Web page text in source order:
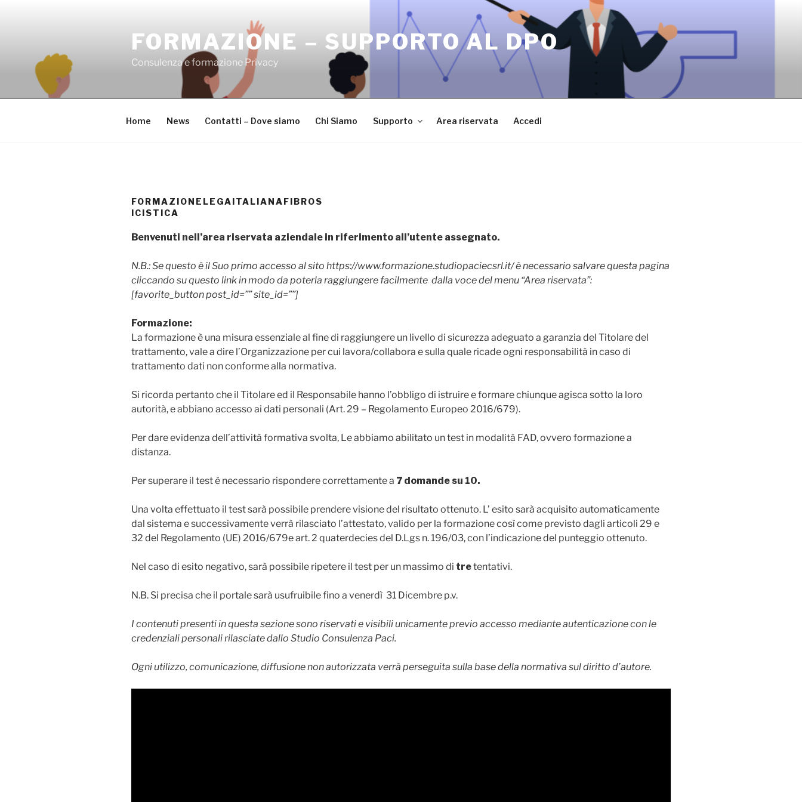
FORMAZIONE – SUPPORTO AL DPO
Consulenza e formazione Privacy
Home News Contatti – Dove siamo Chi Siamo Supporto Area riservata Accedi
FORMAZIONELEGAITALIANAFIBROS
ICISTICA
Benvenuti nell’area riservata aziendale in riferimento all’utente assegnato.
N.B.: Se questo è il Suo primo accesso al sito https://www.formazione.studiopaciecsrl.it/è necessario salvare questa pagina
cliccando su questo link in modo da poterla raggiungere facilmente dalla voce del menu “Area riservata”:
[favorite_button post_id=”” site_id=””]
Formazione:
La formazione è una misura essenziale al fine di raggiungere un livello di sicurezza adeguato a garanzia del Titolare del
trattamento, vale a dire l’Organizzazione per cui lavora/collabora e sulla quale ricade ogni responsabilità in caso di
trattamento dati non conforme alla normativa.
Si ricorda pertanto che il Titolare ed il Responsabile hanno l’obbligo di istruire e formare chiunque agisca sotto la loro
autorità, e abbiano accesso ai dati personali (Art. 29 – Regolamento Europeo 2016/679).
Per dare evidenza dell’attività formativa svolta, Le abbiamo abilitato un test in modalità FAD, ovvero formazione a
distanza.
Per superare il test è necessario rispondere correttamente a 7 domande su 10.
Una volta effettuato il test sarà possibile prendere visione del risultato ottenuto. L’ esito sarà acquisito automaticamente
dal sistema e successivamente verrà rilasciato l’attestato, valido per la formazione così come previsto dagli articoli 29 e
32 del Regolamento (UE) 2016/679e art. 2 quaterdecies del D.Lgs n. 196/03, con l’indicazione del punteggio ottenuto.
Nel caso di esito negativo, sarà possibile ripetere il test per un massimo di tretentativi.
N.B. Si precisa che il portale sarà usufruibile fino a venerdì 31 Dicembre p.v.
I contenuti presenti in questa sezione sono riservati e visibili unicamente previo accesso mediante autenticazione con le
credenziali personali rilasciate dallo Studio Consulenza Paci.
Ogni utilizzo, comunicazione, diffusione non autorizzata verrà perseguita sulla base della normativa sul diritto d’autore.